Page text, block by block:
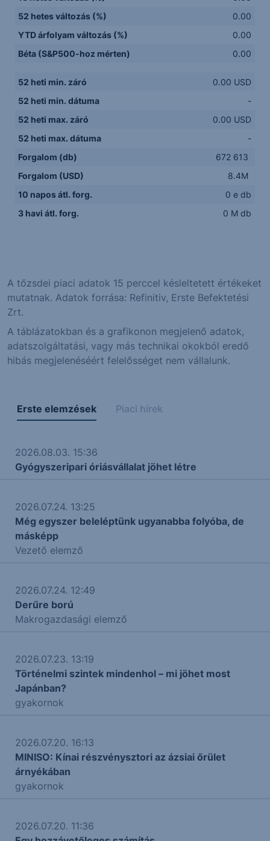
52 hetes változás (%)
0.00
YTD árfolyam változás (%)
0.00
Béta (S&P500-hoz mérten)
0.00
52 heti min. záró
0.00 USD
52 heti min. dátuma
-
52 heti max. záró
0.00 USD
52 heti max. dátuma
-
Forgalom (db)
672 613
Forgalom (USD)
8.4M
10 napos átl. forg.
0 e db
3 havi átl. forg.
0 M db
A tőzsdei piaci adatok 15 perccel késleltetett értékeket
mutatnak. Adatok forrása: Refinitiv, Erste Befektetési
Zrt.
A táblázatokban és a grafikonon megjelenő adatok,
adatszolgáltatási, vagy más technikai okokból eredő
hibás megjelenéséért felelősséget nem vállalunk.
Erste elemzések Piaci hírek
2026.08.03. 15:36
Gyógyszeripari óriásvállalat jöhet létre
2026.07.24. 13:25
Még egyszer beleléptünk ugyanabba folyóba, de
másképp
Vezető elemző
2026.07.24. 12:49
Derűre ború
Makrogazdasági elemző
2026.07.23. 13:19
Történelmi szintek mindenhol – mi jöhet most
Japánban?
gyakornok
2026.07.20. 16:13
MINISO: Kínai részvénysztori az ázsiai őrület
árnyékában
gyakornok
2026.07.20. 11:36